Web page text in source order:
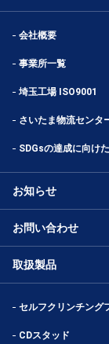
会社概要
事業所一覧
埼玉工場 ISO9001
さいたま物流センタ
SDGsの達成に向け
お知らせ
お問い合わせ
取扱製品
セルフクリンチング
CDスタッド